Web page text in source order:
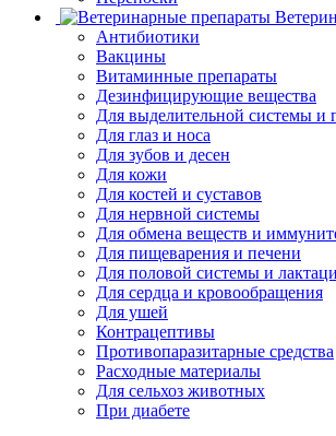
Антибиотики
Вакцины
Витаминные препараты
Дезинфицирующие вещества
Для выделительной системы и
Для глаз и носа
Для зубов и десен
Для кожи
Для костей и суставов
Для нервной системы
Для обмена веществ и
Для пищеварения и печени
Для половой системы и
Для сердца и кровообращения
Для ушей
Контрацептивы
Противопаразитарные средства
Расходные материалы
Для сельхоз животных
При диабете